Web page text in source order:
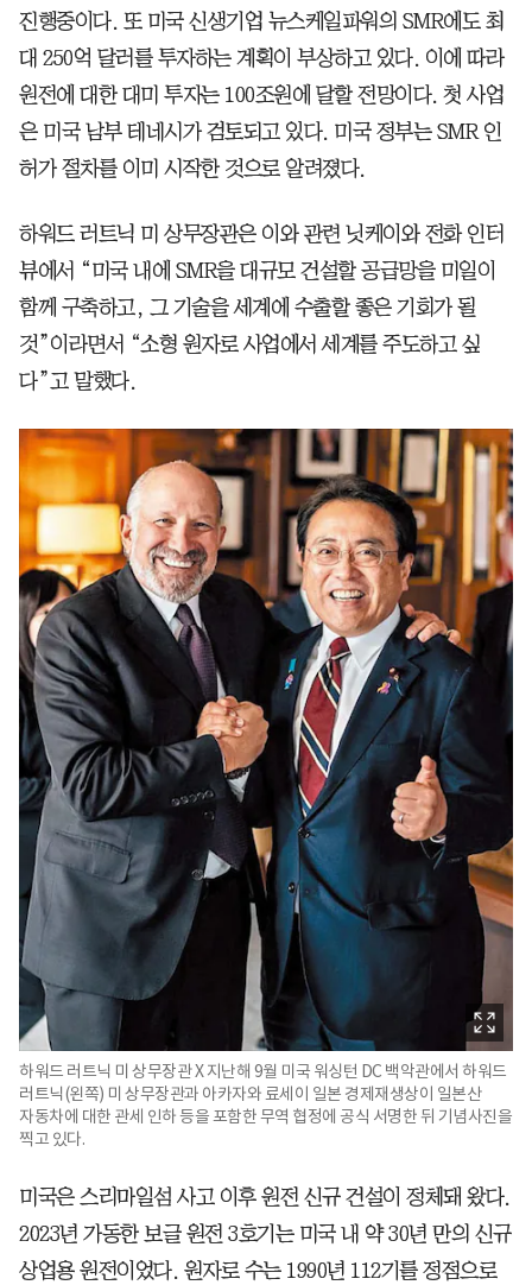
진행중이다. 또 미국 신생기업 뉴스케일파워의 SMR에도 최
대 250억 달러를 투자하는 계획이 부상하고 있다. 이에 따라
원전에 대한 대미 투자는 100조원에 달할 전망이다. 첫 사업
은 미국 남부 테네시가 검토되고 있다. 미국 정부는 SMR 인
허가 절차를 이미 시작한 것으로 알려졌다.
하워드 러트닉 미 상무장관은 이와 관련 닛케이와 전화 인터
뷰에서 “미국 내에 SMR을 대규모 건설할 공급망을 미일이
함께 구축하고, 그 기술을 세계에 수출할 좋은 기회가 될
것”이라면서 “소형 원자로 사업에서 세계를 주도하고 싶
다”고 말했다.
하워드 러트닉 미 상무장관 X 지난해 9월 미국 워싱턴 DC 백악관에서 하워드
러트닉(왼쪽) 미 상무장관과 아카자와 료세이 일본 경제재생상이 일본산
자동차에 대한 관세 인하 등을 포함한 무역 협정에 공식 서명한 뒤 기념사진을
찍고 있다.
미국은 스리마일섬 사고 이후 원전 신규 건설이 정체돼 왔다.
2023년 가동한 보글 원전 3호기는 미국 내 약 30년 만의 신규
상업용 원전이었다. 원자로 수는 1990년 112기를 정점으로